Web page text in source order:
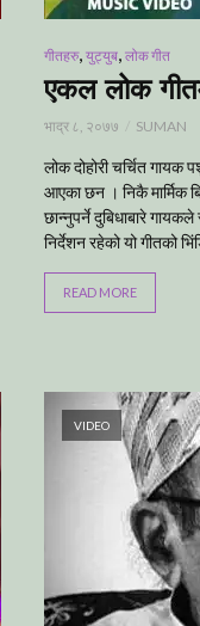
गीतहरु, युट्युब, लोक गीत
एकल लोक
भाद्र ८, २०७७ SUMAN
लोक दोहोरी चर्चित गायक
आएका छन । निकै मार्मिक
छान्नुपर्ने दुबिधाबारे
निर्देशन रहेको यो गीतको
READ MORE
VIDEO